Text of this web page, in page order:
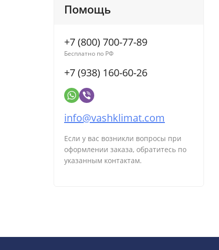
Помощь
+7 (800) 700-77-89
Бесплатно по РФ
+7 (938) 160-60-26
info@vashklimat.com
Если у вас возникли вопросы при
оформлении заказа, обратитесь по
указанным контактам.